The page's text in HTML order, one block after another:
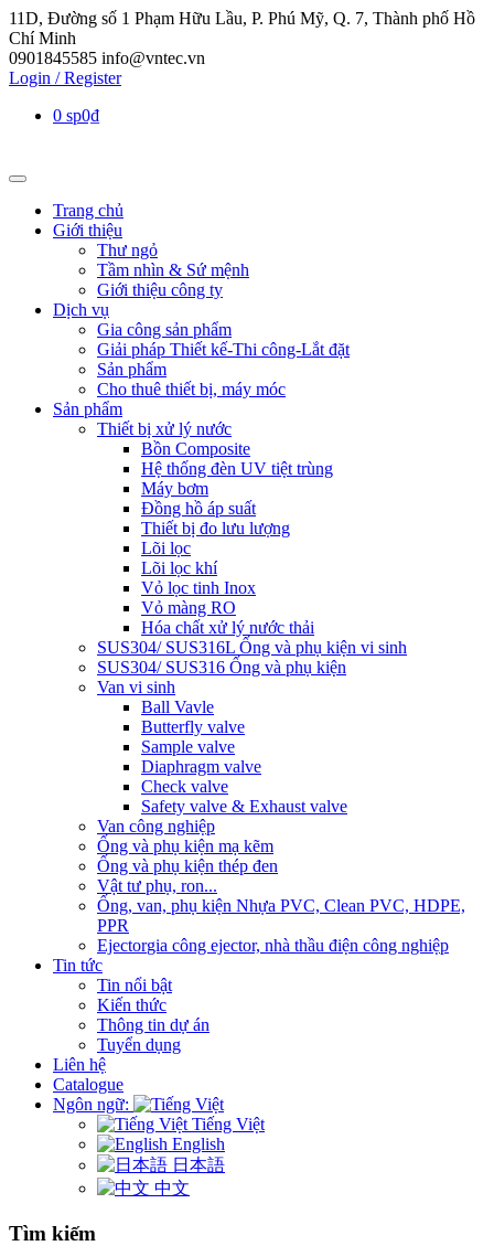
11D, Đường số 1 Phạm Hữu Lầu, P. Phú Mỹ, Q. 7, Thành phố Hồ
Chí Minh
0901845585 info@vntec.vn
Login / Register
0 sp0₫
Trang chủ
Giới thiệu
Thư ngỏ
Tầm nhìn & Sứ mệnh
Giới thiệu công ty
Dịch vụ
Gia công sản phẩm
Giải pháp Thiết kế-Thi công-Lắt đặt
Sản phẩm
Cho thuê thiết bị, máy móc
Sản phẩm
Thiết bị xử lý nước
Bồn Composite
Hệ thống đèn UV tiệt trùng
Máy bơm
Đồng hồ áp suất
Thiết bị đo lưu lượng
Lõi lọc
Lõi lọc khí
Vỏ lọc tinh Inox
Vỏ màng RO
Hóa chất xử lý nước thải
SUS304/ SUS316L Ống và phụ kiện vi sinh
SUS304/ SUS316 Ống và phụ kiện
Van vi sinh
Ball Vavle
Butterfly valve
Sample valve
Diaphragm valve
Check valve
Safety valve & Exhaust valve
Van công nghiệp
Ống và phụ kiện mạ kẽm
Ống và phụ kiện thép đen
Vật tư phụ, ron...
Ống, van, phụ kiện Nhựa PVC, Clean PVC, HDPE,
PPR
Ejectorgia công ejector, nhà thầu điện công nghiệp
Tin tức
Tin nổi bật
Kiến thức
Thông tin dự án
Tuyển dụng
Liên hệ
Catalogue
Ngôn ngữ:
Tiếng Việt
English
日本語
中文
Tìm kiếm